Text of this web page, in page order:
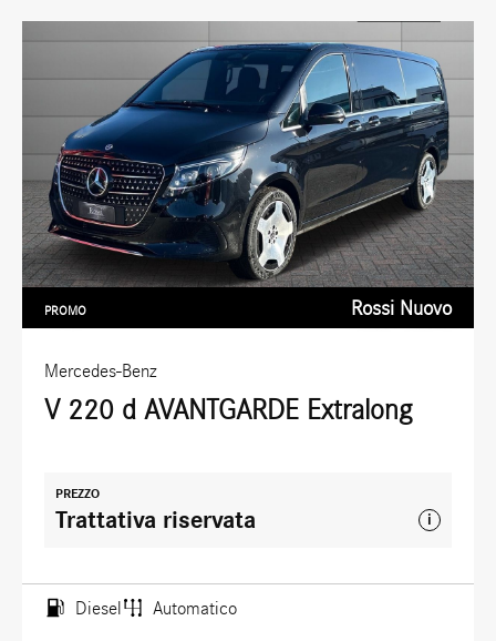
Mercedes-Benz
V 220 d AVANTGARDE Extralong
PROMO Rossi Nuovo
PREZZO
Trattativa riservata i
Diesel Automatico